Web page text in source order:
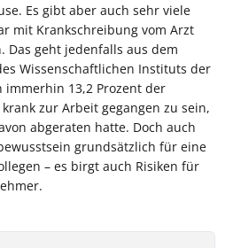
Es gibt aber auch sehr viele
mit Krankschreibung vom Arzt
Das geht jedenfalls aus dem
Wissenschaftlichen Instituts der
immerhin 13,2 Prozent der
zur Arbeit gegangen zu sein,
abgeraten hatte. Doch auch
grundsätzlich für eine
– es birgt auch Risiken für